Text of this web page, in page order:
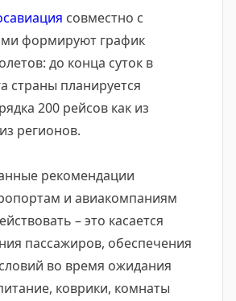
совместно с
формируют график
до конца суток в
страны планируется
200 рейсов как из
регионов.
рекомендации
и авиакомпаниям
– это касается
пассажиров, обеспечения
во время ожидания
коврики, комнаты